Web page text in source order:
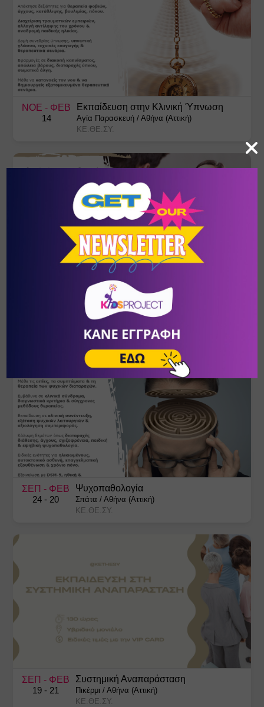
ΝΟΕ - ΦΕΒ
14
Εκπαίδευση στην Κλινική Ύπνωση
Αγία Παρασκευή /Αθήνα (Αττική)
ΚΕ.ΘΕ.ΣΥ.
Ψυχοδυναμική Συμβουλευτική
Πικέρμι /Αθήνα (Αττική)
ΚΕ.ΘΕ.ΣΥ.
ΣΕΠ - ΦΕΒ
24 - 20
Ψυχοπαθολογία
Σπάτα /Αθήνα (Αττική)
ΚΕ.ΘΕ.ΣΥ.
ΣΕΠ - ΦΕΒ
19 - 21
Συστημική Αναπαράσταση
Πικέρμι /Αθήνα (Αττική)
ΚΕ.ΘΕ.ΣΥ.